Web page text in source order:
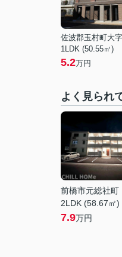
佐波郡玉村町大
1LDK (50.55㎡)
5.2万円
よく見られ
前橋市元総社町
2LDK (58.67㎡)
7.9万円